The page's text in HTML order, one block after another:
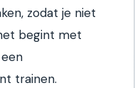
zodat je niet
begint met
trainen.